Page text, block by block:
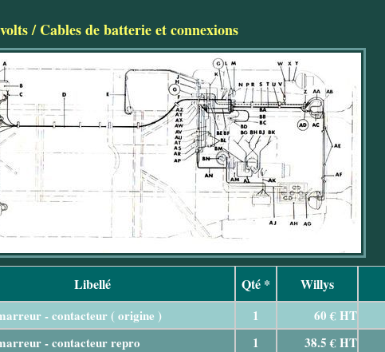
/Cables de batterie et connexions
Libellé Qté * Willys
- contacteur ( origine ) 1 60 € HT
- contacteur repro 1 38.5 € HT